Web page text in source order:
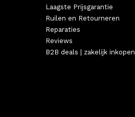
Laagste Prijsgarantie
Ruilen en Retourneren
Reparaties
Reviews
B2B deals | zakelijk inkopen